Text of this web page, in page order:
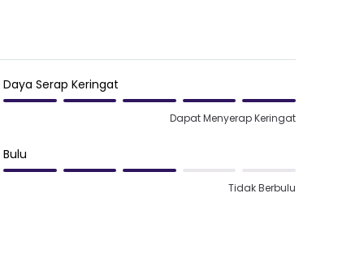
Daya Serap Keringat
Dapat Menyerap Keringat
Bulu
Tidak Berbulu